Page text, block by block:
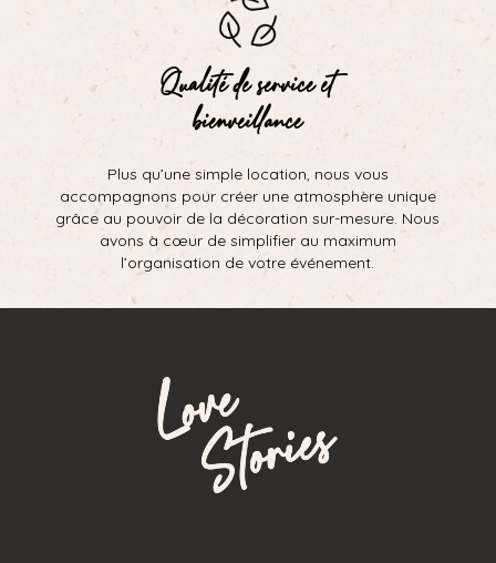
Qualité de service et
bienveillance
Plus qu’une simple location, nous vous
accompagnons pour créer une atmosphère unique
grâce au pouvoir de la décoration sur-mesure. Nous
avons à cœur de simplifier au maximum
l’organisation de votre événement.